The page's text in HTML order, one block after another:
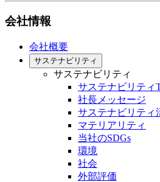
会社情報
会社概要
サステナビリティ
サステナビリティ
サステナビリティ
社長メッセージ
サステナビリティ
マテリアリティ
当社のSDGs
環境
社会
外部評価